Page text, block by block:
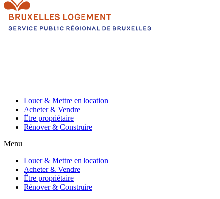
Louer & Mettre en location
Acheter & Vendre
Être propriétaire
Rénover & Construire
Menu
Louer & Mettre en location
Acheter & Vendre
Être propriétaire
Rénover & Construire